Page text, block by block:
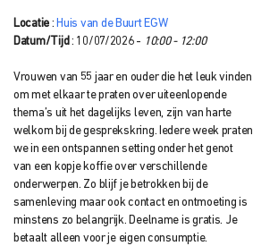
Locatie : Huis van de Buurt EGW
Datum/Tijd : 10/07/2026 - 10:00 - 12:00
Vrouwen van 55 jaar en ouder die het leuk vinden
om met elkaar te praten over uiteenlopende
thema’s uit het dagelijks leven, zijn van harte
welkom bij de gesprekskring. Iedere week praten
we in een ontspannen setting onder het genot
van een kopje koffie over verschillende
onderwerpen. Zo blijf je betrokken bij de
samenleving maar ook contact en ontmoeting is
minstens zo belangrijk. Deelname is gratis. Je
betaalt alleen voor je eigen consumptie.